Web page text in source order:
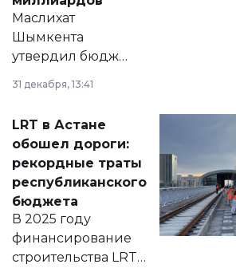
Маслихат
Шымкента
утвердил бюджет
города на 2026–
2028 годы.
документ
появился в базе
нормативных
правовых актов и
на сайте маслихат
города.
31 декабря, 13:41
LRT в Астане
обошел дороги:
рекордные траты
республиканского
бюджета
В 2025 году
финансирование
строительства LRT